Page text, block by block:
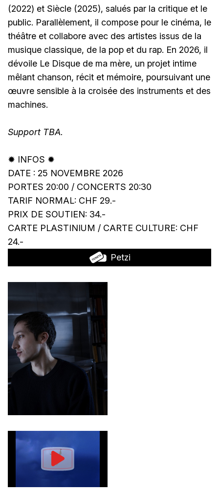
(2022) et Siècle (2025), salués par la critique et le
public. Parallèlement, il compose pour le cinéma, le
théâtre et collabore avec des artistes issus de la
musique classique, de la pop et du rap. En 2026, il
dévoile Le Disque de ma mère, un projet intime
mêlant chanson, récit et mémoire, poursuivant une
œuvre sensible à la croisée des instruments et des
machines.
Support TBA.
✹ INFOS ✹
DATE : 25 NOVEMBRE 2026
PORTES 20:00 / CONCERTS 20:30
TARIF NORMAL: CHF 29.-
PRIX DE SOUTIEN: 34.-
CARTE PLASTINIUM / CARTE CULTURE: CHF
24.-
Petzi